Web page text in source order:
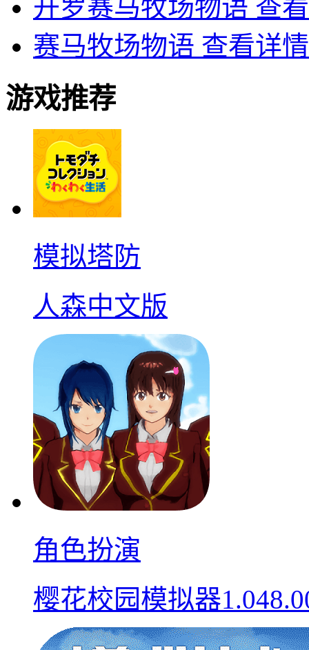
开罗赛马牧场物语 查
赛马牧场物语 查看详情
游戏推荐
模拟塔防
人森中文版
角色扮演
樱花校园模拟器